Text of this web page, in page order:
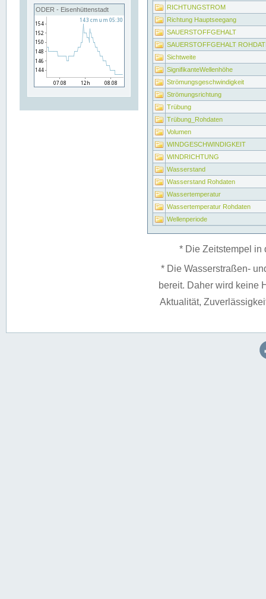
ODER - Eisenhüttenstadt
RICHTUNGSTROM
Richtung Hauptseegang
SAUERSTOFFGEHALT
SAUERSTOFFGEHALT
Sichtweite
SignifikanteWellenhöhe
Strömungsgeschwindigkeit
Strömungsrichtung
Trübung
Trübung_Rohdaten
Volumen
WINDGESCHWINDIGKEIT
WINDRICHTUNG
Wasserstand
Wasserstand Rohdaten
Wassertemperatur
Wassertemperatur Rohdaten
Wellenperiode
* Die Zeitstempel in
* Die Wasserstraßen-
bereit. Daher wird keine
Aktualität,